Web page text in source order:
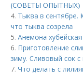
(СОВЕТЫ ОПЫТНЫХ)
4. Тыква в сентябре.
что тыква созрела
5.Анемона
6. Приготовление
зиму. Сливовый сок
7.Что делать с